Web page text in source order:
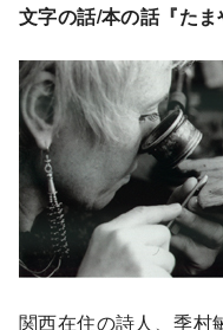
文字の話/本の話『た
関西在住の詩人、季村